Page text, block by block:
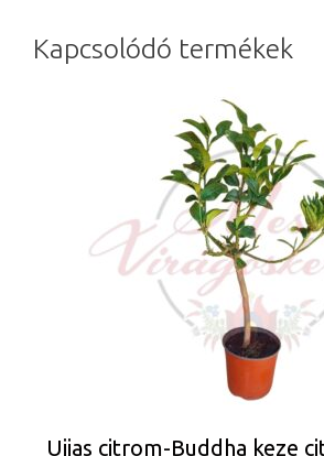
Kapcsolódó termékek
Ujjas citrom-Buddha keze